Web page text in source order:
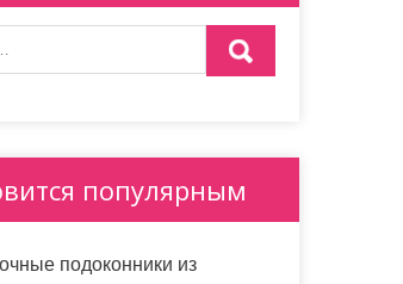
популярным
подоконники из